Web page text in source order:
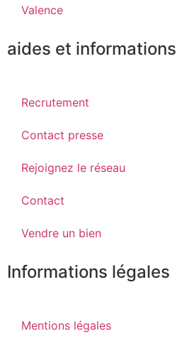
Valence
aides et informations
Recrutement
Contact presse
Rejoignez le réseau
Contact
Vendre un bien
Informations légales
Mentions légales